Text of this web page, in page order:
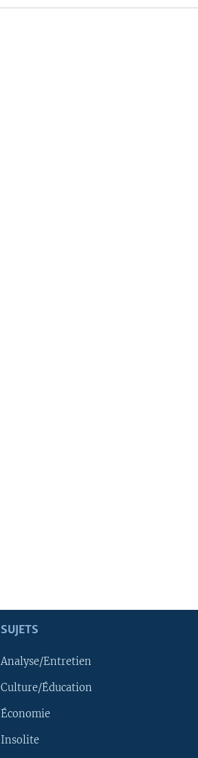
SUJETS
Analyse/Entretien
Culture/Éducation
Économie
Insolite